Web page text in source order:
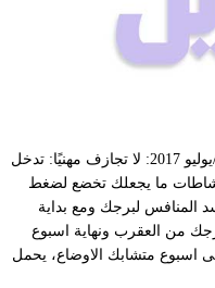
وحلول
أبرز أحداث الأسبوع الأخير من شهر تموز/يوليو 2017: لا تجازف مهنيًا: تدخل
ما يجعلك تخضع لضغط
المنافس لبرجك ومع بداية
من العقرب ونهاية اسبوع
متشابك الاوضاع، يحمل